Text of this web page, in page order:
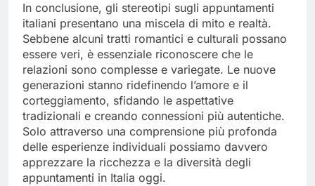
In conclusione, gli stereotipi sugli appuntamenti
italiani presentano una miscela di mito e realtà.
Sebbene alcuni tratti romantici e culturali possano
essere veri, è essenziale riconoscere che le
relazioni sono complesse e variegate. Le nuove
generazioni stanno ridefinendo l’amore e il
corteggiamento, sfidando le aspettative
tradizionali e creando connessioni più autentiche.
Solo attraverso una comprensione più profonda
delle esperienze individuali possiamo davvero
apprezzare la ricchezza e la diversità degli
appuntamenti in Italia oggi.